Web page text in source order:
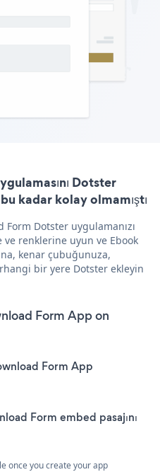
Dotster
kadar kolay olmamıştı
Dotster uygulamanızı
renklerine uyun ve Ebook
kenar çubuğunuza,
bir yere Dotster ekleyin
Form App on
Form App
Form embed pasajını
once you create your app